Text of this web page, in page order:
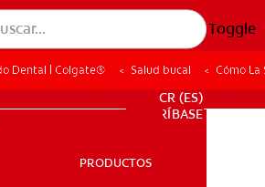
Toggle
CR (ES)
SUSCRÍBASE
PRODUCTOS
Dental | Colgate® Salud bucal Cómo